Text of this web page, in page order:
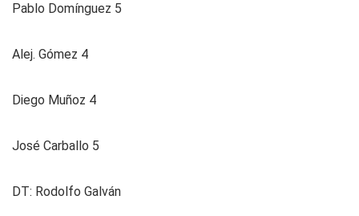
Pablo Domínguez 5
Alej. Gómez 4
Diego Muñoz 4
José Carballo 5
DT: Rodolfo Galván